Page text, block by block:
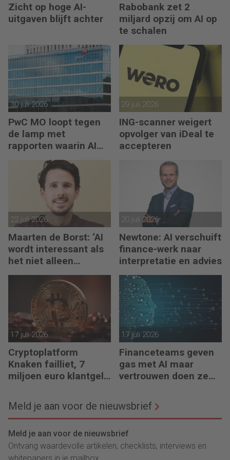
Zicht op hoge AI-
uitgaven blijft achter
Rabobank zet 2
miljard opzij om AI op
te schalen
30 juli 2026
PwC MO loopt tegen
de lamp met
rapporten waarin AI
erop los liegt
29 juli 2026
ING-scanner weigert
opvolger van iDeal te
accepteren
22 juli 2026
Maarten de Borst: ‘AI
wordt interessant als
het niet alleen
meedenkt, maar ook
20 juli 2026
Newtone: AI verschuift
finance-werk naar
interpretatie en advies
17 juli 2026
Cryptoplatform
Knaken failliet, 7
miljoen euro klantgeld
17 juli 2026
Financeteams geven
gas met AI maar
vertrouwen doen ze
Meld je aan voor de nieuwsbrief
Meld je aan voor de nieuwsbrief
Ontvang waardevolle artikelen, checklists, interviews en
whitepapers in je mailbox.